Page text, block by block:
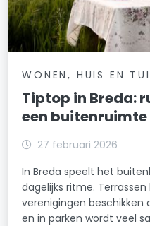
WONEN, HUIS EN
Tiptop in Breda:
een
27 februari 2026
In Breda speelt het
dagelijks ritme.
verenigingen
en in parken wordt veel